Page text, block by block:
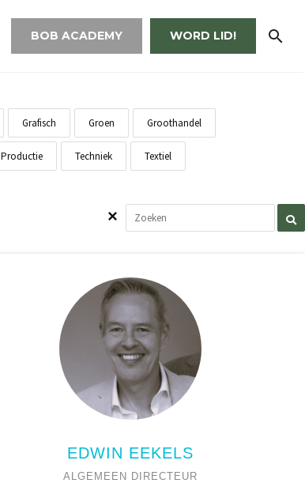
BOB ACADEMY WORD LID!
Grafisch Groen Groothandel
Productie Techniek Textiel
EDWIN EEKELS
ALGEMEEN DIRECTEUR